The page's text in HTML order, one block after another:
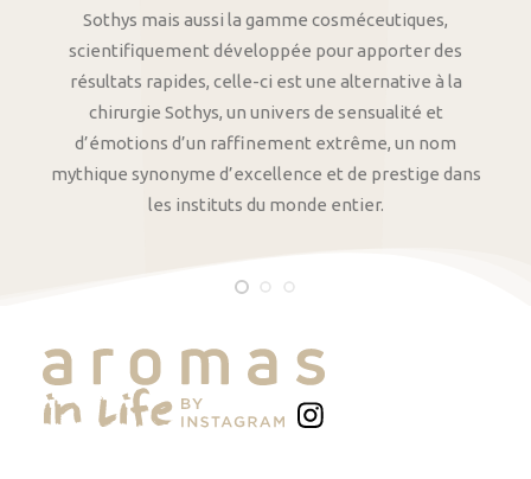
Sothys mais aussi la gamme cosméceutiques,
scientifiquement développée pour apporter des
résultats rapides, celle-ci est une alternative à la
chirurgie Sothys, un univers de sensualité et
d’émotions d’un raffinement extrême, un nom
mythique synonyme d’excellence et de prestige dans
les instituts du monde entier.